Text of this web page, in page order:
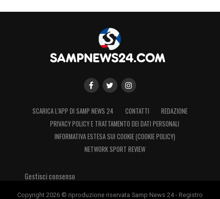
SCARICA L’APP DI SAMP NEWS 24 CONTATTI
REDAZIONE
PRIVACY POLICY E TRATTAMENTO DEI DATI PERSONALI
INFORMATIVA ESTESA SUI COOKIE (COOKIE POLICY)
NETWORK SPORT REVIEW
Gestisci consenso
Copyright 2026 © riproduzione riservata Samp News 24 - Registro